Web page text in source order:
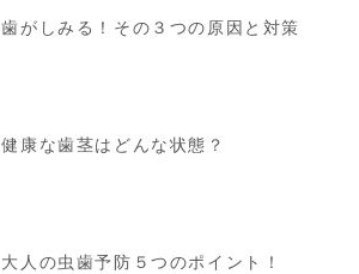
歯がしみる！その３つの原因と対策
健康な歯茎はどんな状態？
大人の虫歯予防５つのポイント！